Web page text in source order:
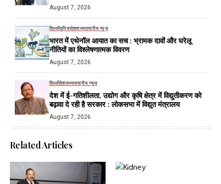
August 7, 2026
दिल्लीदुनियादेशराज्यराष्ट्रीय न्यूज
भारत में एथेनॉल आयात का सच : भ्रामक दावों और घरेलू
नीतियों का विश्लेषणात्मक विवरण
August 7, 2026
दिल्लीदेशराज्यराष्ट्रीय न्यूज
देश में ई-गतिशीलता, उद्योग और कृषि क्षेत्र में विद्युतीकरण को
बढ़ावा दे रही है सरकार : लोकसभा में विद्युत मंत्रालय
August 7, 2026
Related Articles